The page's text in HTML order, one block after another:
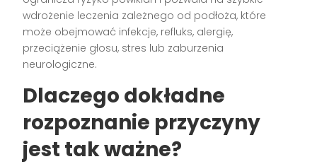
wdrożenie leczenia zależnego od podłoża, które
może obejmować infekcje, refluks, alergię,
przeciążenie głosu, stres lub zaburzenia
neurologiczne.
Dlaczego dokładne
rozpoznanie przyczyny
jest tak ważne?